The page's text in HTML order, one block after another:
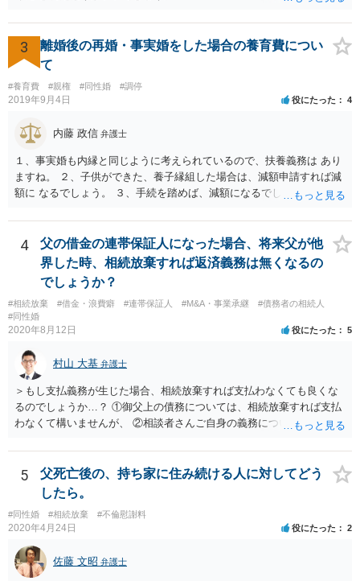
3
離婚後の再婚・事実婚をした場合の養育費につい
て
#養育費 #親権 #同性婚 #調停
2019年9月4日 役にたった 4
内藤 政信 弁護士
１、事実婚も内縁と同じように考えられているので、扶養義務は あり
ますね。 ２、子供ができた、養子縁組した場合は、減額申請すれば減
額に なるでしょう。 ３、手続を踏めば、減額になるでしょう。 ４、
しょう。 いろいろ議論のあるところですが、実務は上記のような運用
でしょう。
4
父の借金の連帯保証人になった場合、将来父が他
界した時、相続放棄すれば返済義務は無くなるの
でしょうか？
#相続放棄 #借金・浪費癖 #連帯保証人 #M&A・事業承継
#債務者の相続人
#同性婚
2020年8月12日 役にたった 5
村山 大基 弁護士
＞もし支払義務が生じた場合、相続放棄すれば支払わなくても良くな
るのでしょうか…？ ①御父上の債務については、相続放棄すれば支払
わなくて構いませんが、 ②相談者さんご自身の義務については、契約
いないので何とも言えません。 そもそも、何の義務も負わないなら、
印鑑証明まで用意して推定相続人にサインさせる意味もないような気
がします。 もし何らかの義務を相続放棄しても負う内容だと困ります
ので、契約書の文面を持って、弁護士に相談に行かれることをお勧め
します。
5
父死亡後の、持ち家に住み続ける人に対してどう
したら。
#同性婚 #相続放棄 #不倫慰謝料
2020年4月24日 役にたった 2
佐藤 文昭 弁護士